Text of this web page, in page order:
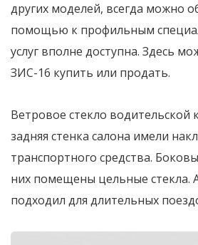
других моделей, всегда можно
помощью к профильным
услуг вполне доступна. Здесь
ЗИС-16 купить или продать.
Ветровое стекло водительской
задняя стенка салона имели
транспортного средства.
них помещены цельные стекла.
подходил для длительных